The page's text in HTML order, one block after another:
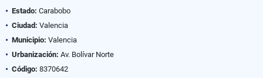
Estado: Carabobo
Ciudad: Valencia
Municipio: Valencia
Urbanización: Av. Bolívar Norte
Código: 8370642